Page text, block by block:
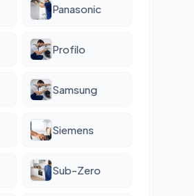
Panasonic
Profilo
Samsung
Siemens
Sub-Zero